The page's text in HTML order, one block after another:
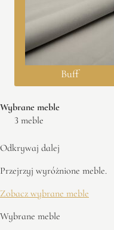
Buff
Wybrane meble
3 meble
Odkrywaj dalej
Przejrzyj wyróżnione meble.
Zobacz wybrane meble
Wybrane meble